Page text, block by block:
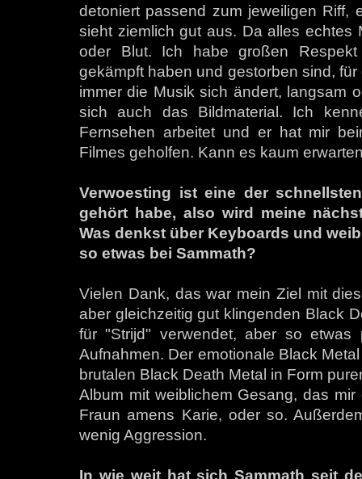
detoniert passend zum jeweiligen
sieht ziemlich gut aus. Da alles echtes
oder Blut. Ich habe großen
gekämpft haben und gestorben sind,
immer die Musik sich ändert, langsam
sich auch das Bildmaterial. Ich
Fernsehen arbeitet und er hat mir
Filmes geholfen. Kann es kaum
Verwoesting ist eine der
gehört habe, also wird meine
Was denkst über Keyboards und
so etwas bei Sammath?
Vielen Dank, das war mein Ziel mit
aber gleichzeitig gut klingenden Black
für "Strijd" verwendet, aber so
Aufnahmen. Der emotionale Black
brutalen Black Death Metal in Form
Album mit weiblichem Gesang, das
Fraun amens Karie, oder so.
wenig Aggression.
In wie weit hat sich Sammath seit